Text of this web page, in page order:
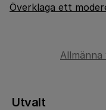
Överklaga ett
Allmänna
Utvalt